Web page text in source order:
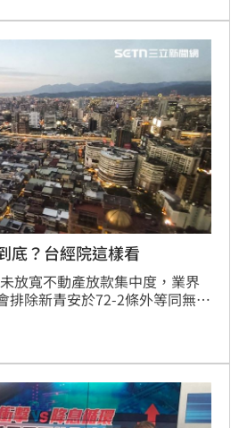
醒大家正確知識罷了！(陳韋帆)
底？台經院這樣看
放寬不動產放款集中度，業界
排除新青安於72-2條外等同無
擊，估全年買氣難見回溫。